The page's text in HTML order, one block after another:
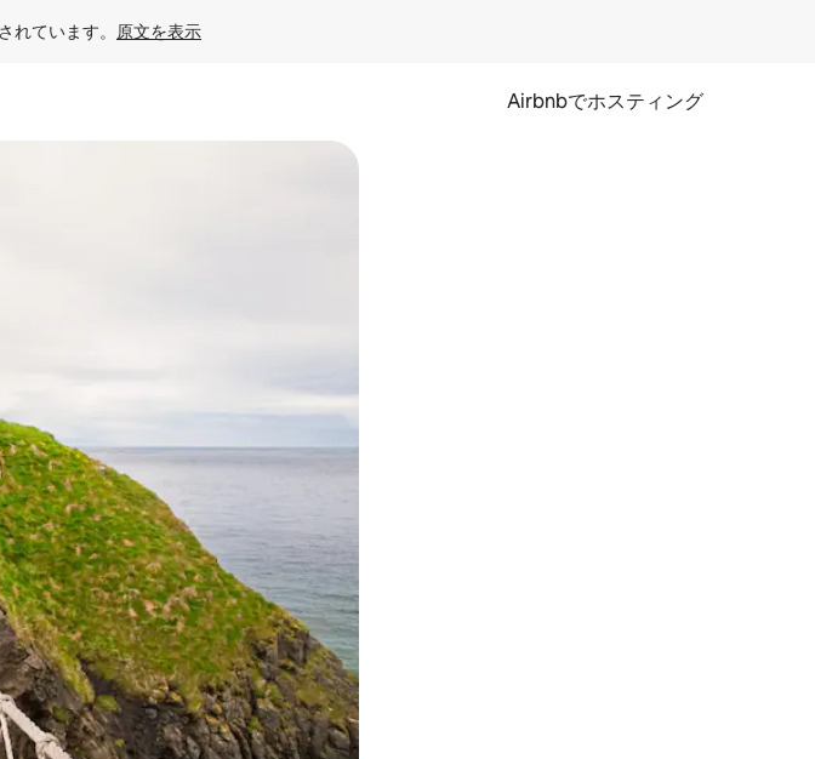
れています。 原文を表示
Airbnbでホスティング
イプして検索結果を確認することができます。